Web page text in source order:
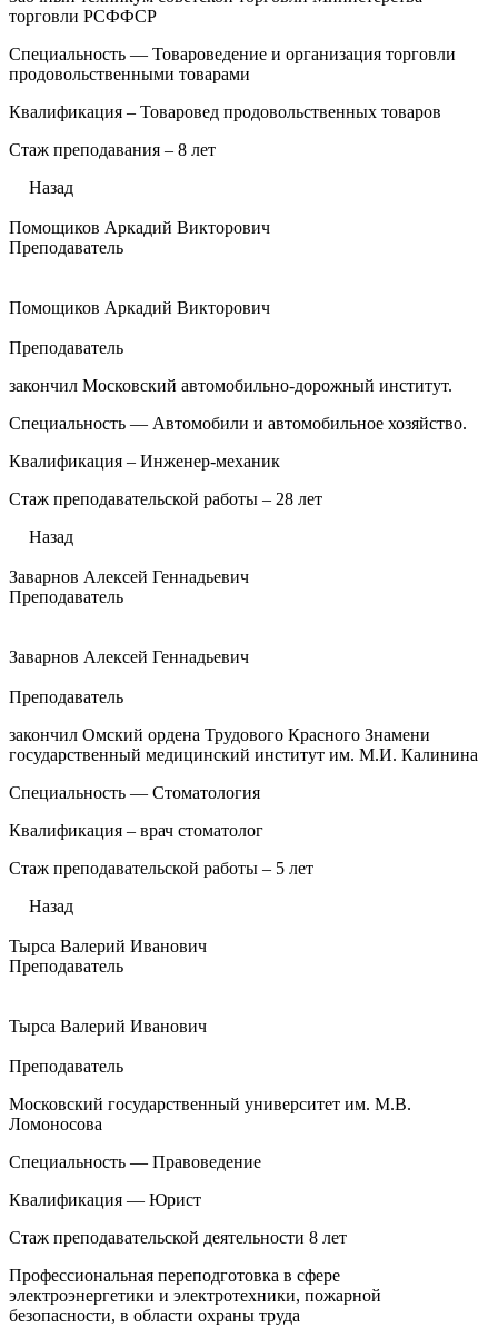
торговли РСФФСР
Специальность — Товароведение и организация торговли
продовольственными товарами
Квалификация – Товаровед продовольственных товаров
Стаж преподавания – 8 лет
Назад
Помощиков Аркадий Викторович
Преподаватель
Помощиков Аркадий Викторович
Преподаватель
закончил Московский автомобильно-дорожный институт.
Специальность — Автомобили и автомобильное хозяйство.
Квалификация – Инженер-механик
Стаж преподавательской работы – 28 лет
Назад
Заварнов Алексей Геннадьевич
Преподаватель
Заварнов Алексей Геннадьевич
Преподаватель
закончил Омский ордена Трудового Красного Знамени
государственный медицинский институт им. М.И. Калинина
Специальность — Стоматология
Квалификация – врач стоматолог
Стаж преподавательской работы – 5 лет
Назад
Тырса Валерий Иванович
Преподаватель
Тырса Валерий Иванович
Преподаватель
Московский государственный университет им. М.В.
Ломоносова
Специальность — Правоведение
Квалификация — Юрист
Стаж преподавательской деятельности 8 лет
Профессиональная переподготовка в сфере
электроэнергетики и электротехники, пожарной
безопасности, в области охраны труда